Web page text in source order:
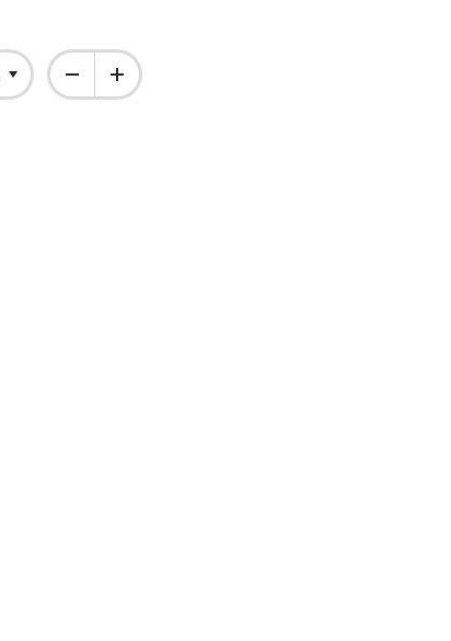
Klicke um das Flyout mit mehr Informationen zu öffnen